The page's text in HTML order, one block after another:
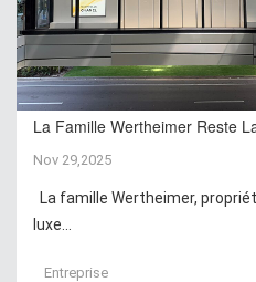
La Famille Wertheimer Reste
Nov 29,2025
La famille Wertheimer,
luxe...
Entreprise